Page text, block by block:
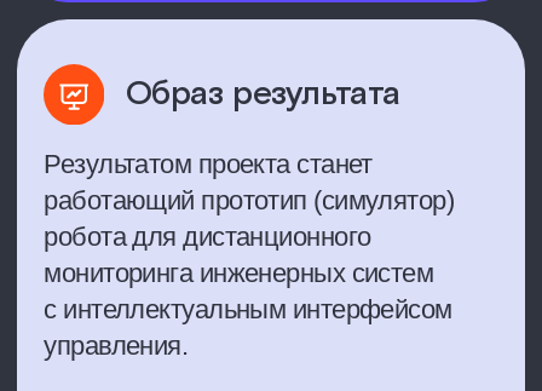
Датасеты
проекта
Ресурсы, которые
выполнения проекта
Что думаете?
Расскажите нам,